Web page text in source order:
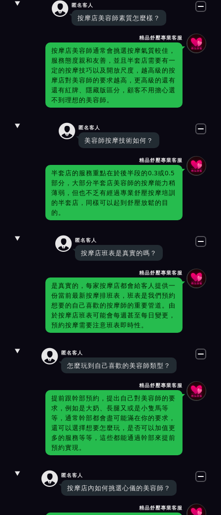
 匿名客人
按摩店美容師素質怎麼樣？
精品舒壓專業客服
按摩店美容師通常會挑選按摩氣質較佳，
服務態度親和友善，並且半套店需要有一
定的按摩技巧以及開放尺度，越高級的按
摩店對美容師的要求越高，更高級的還有
還有紅牌、隱藏版區分，顧客不用擔心選
不到理想的美容師。
 匿名客人
美容師按摩技術如何？
精品舒壓專業客服
半套店的服務重點在於後半段的0.3或0.5
部分，大部分半套店美容師的按摩能力稍
薄弱，但也不乏有經過專業舒壓按摩培訓
的半套店，同樣可以起到舒壓放鬆的目
的。
 匿名客人
按摩店班表是真實的嗎？
精品舒壓專業客服
是真實的，每家按摩店都會給客人提供一
份當前最新按摩排班表，班表是我們預約
想要的自己喜歡的按摩師的重要管道。由
於按摩店班表可能會每週甚至每日變更，
預約按摩需要注意班表即時性。
 匿名客人
怎麼玩到自己喜歡的美容師類型？
精品舒壓專業客服
提前跟幹部預約，提出自己對美容師的要
求，例如是大奶、長腿又或是小隻馬等
等，通常幹部都會盡可能滿在你的要求，
還可以選擇想要怎麼玩，是否可以加值更
多的服務等等，這些都能通過幹部來提前
預約實現。
 匿名客人
按摩店內如何挑選心儀的美容師？
精品舒壓專業客服